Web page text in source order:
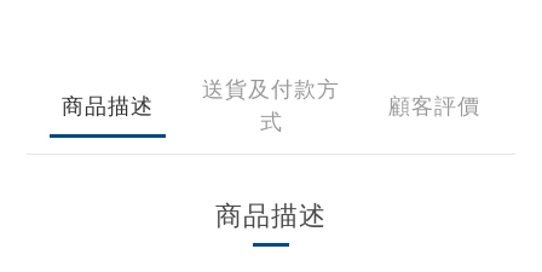
商品描述
送貨及付款方
式
顧客評價
商品描述